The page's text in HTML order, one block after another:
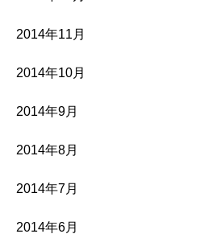
2014年11月
2014年10月
2014年9月
2014年8月
2014年7月
2014年6月